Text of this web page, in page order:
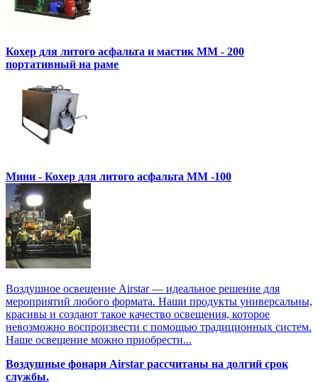
Кохер для литого асфальта и мастик MM - 200
портативный на раме
Мини - Кохер для литого асфальта MM -100
Воздушное освещение Airstar — идеальное решение для
мероприятий любого формата. Наши продукты универсальны,
красивы и создают такое качество освещения, которое
невозможно воспроизвести с помощью традиционных систем.
Наше освещение можно приобрести...
Воздушные фонари Airstar рассчитаны на долгий срок
службы.